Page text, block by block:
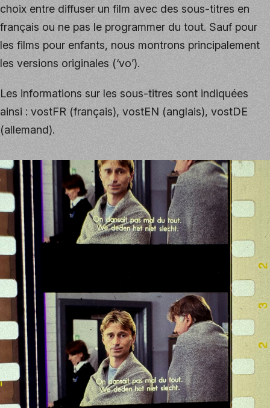
choix entre diffuser un film avec des sous-titres en
français ou ne pas le programmer du tout. Sauf pour
les films pour enfants, nous montrons principalement
les versions originales (‘vo’).
Les informations sur les sous-titres sont indiquées
ainsi : vostFR (français), vostEN (anglais), vostDE
(allemand).